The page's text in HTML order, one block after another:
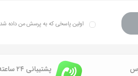
اولین پاسخی که به پرسش من داده
پشتیبانی ۲۴ ساعته